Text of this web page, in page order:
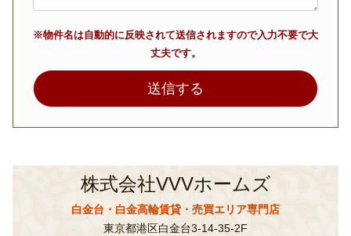
※物件名は自動的に反映されて送信されますので入力不要で大
丈夫です。
株式会社VVVホームズ
白金台・白金高輪賃貸・売買エリア専門店
東京都港区白金台3-14-35-2F